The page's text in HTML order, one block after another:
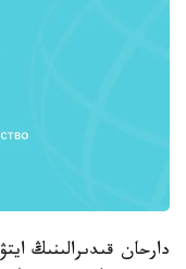
دارحان قىدىرالىنىڭ